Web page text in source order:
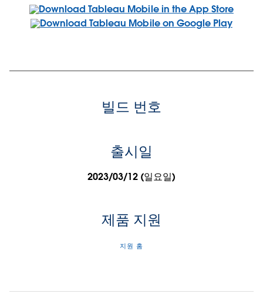
빌드 번호
출시일
2023/03/12 (일요일)
제품 지원
지원 홈